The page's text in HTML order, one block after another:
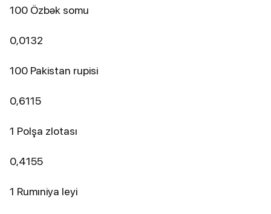
100 Özbək somu
0,0132
100 Pakistan rupisi
0,6115
1 Polşa zlotası
0,4155
1 Rumıniya leyi